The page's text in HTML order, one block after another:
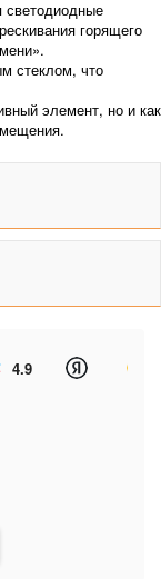
светодиодные
горящего
стеклом, что
элемент, но и как
4.9